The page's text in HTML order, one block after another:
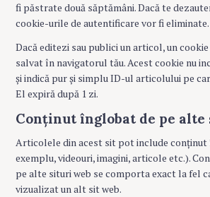
fi păstrate două săptămâni. Dacă te
cookie-urile de autentificare vor fi eliminate.
Dacă editezi sau publici un articol, un
salvat în navigatorul tău. Acest cookie nu
și indică pur și simplu ID-ul articolului pe
El expiră după 1 zi.
Conținut înglobat de pe
Articolele din acest sit pot include
exemplu, videouri, imagini, articole etc.).
pe alte situri web se comporta exact la fel
vizualizat un alt sit web.